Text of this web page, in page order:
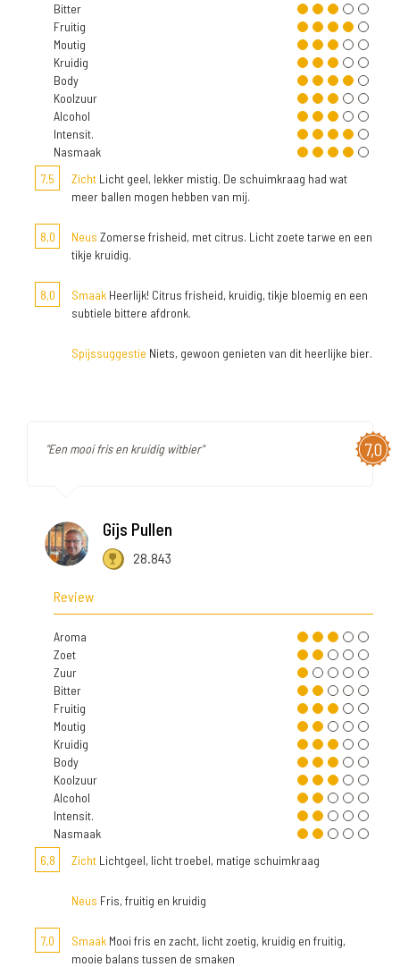
Bitter
Fruitig
Moutig
Kruidig
Body
Koolzuur
Alcohol
Intensit.
Nasmaak
7,5
Zicht Licht geel, lekker mistig. De schuimkraag had wat
meer ballen mogen hebben van mij.
8,0 Neus Zomerse frisheid, met citrus. Licht zoete tarwe en een
tikje kruidig.
8,0 Smaak Heerlijk! Citrus frisheid, kruidig, tikje bloemig en een
subtiele bittere afdronk.
Spijssuggestie Niets, gewoon genieten van dit heerlijke bier.
7,0
"Een mooi fris en kruidig witbier"
Gijs Pullen
28.843
Review
Aroma
Zoet
Zuur
Bitter
Fruitig
Moutig
Kruidig
Body
Koolzuur
Alcohol
Intensit.
Nasmaak
6,8
Zicht Lichtgeel, licht troebel, matige schuimkraag
Neus Fris, fruitig en kruidig
7,0 Smaak Mooi fris en zacht, licht zoetig, kruidig en fruitig,
mooie balans tussen de smaken